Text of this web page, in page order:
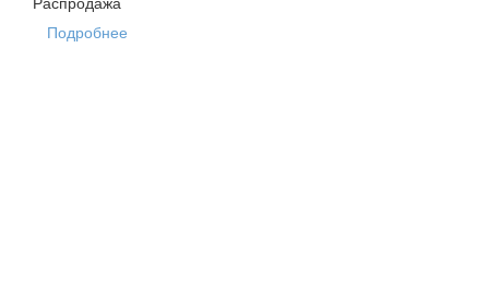
Подробнее